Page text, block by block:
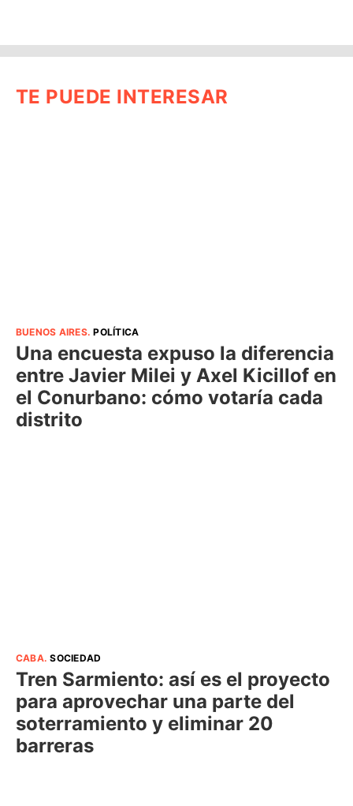
TE PUEDE INTERESAR
BUENOS AIRES.POLÍTICA
Una encuesta expuso la diferencia
entre Javier Milei y Axel Kicillof en
el Conurbano: cómo votaría cada
distrito
CABA.SOCIEDAD
Tren Sarmiento: así es el proyecto
para aprovechar una parte del
soterramiento y eliminar 20
barreras